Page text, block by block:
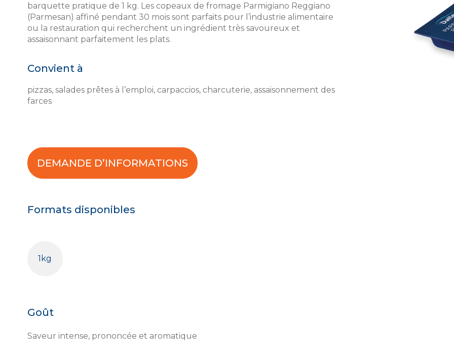
barquette pratique de 1 kg. Les copeaux de fromage Parmigiano Reggiano
(Parmesan) affiné pendant 30 mois sont parfaits pour l’industrie alimentaire
ou la restauration qui recherchent un ingrédient très savoureux et
assaisonnant parfaitement les plats.
Convient à
pizzas, salades prêtes à l’emploi, carpaccios, charcuterie, assaisonnement des
farces
DEMANDE D’INFORMATIONS
Formats disponibles
1kg
Goût
Saveur intense, prononcée et aromatique